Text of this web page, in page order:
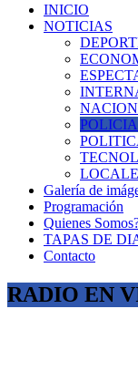
INICIO
NOTICIAS
Galería de
Programación
Quienes
TAPAS DE
Contacto
RADIO EN